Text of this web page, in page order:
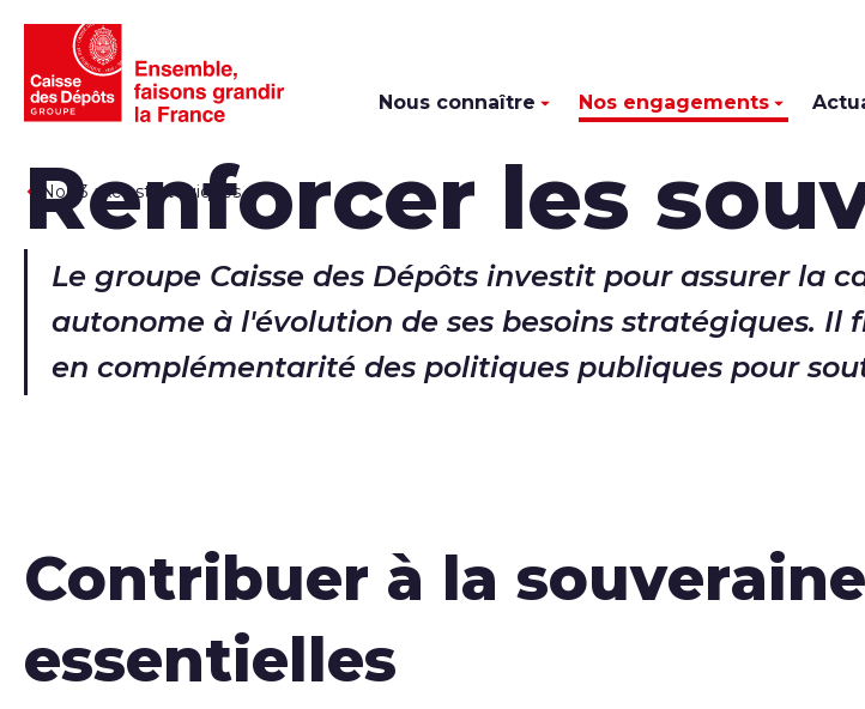
Nous connaître Nos engagements
Nos 3 axes stratégiques
Renforcer les
Le groupe Caisse des Dépôts investit pour assurer la
autonome à l'évolution de ses besoins stratégiques.
en complémentarité des politiques publiques pour
Contribuer à la
essentielles